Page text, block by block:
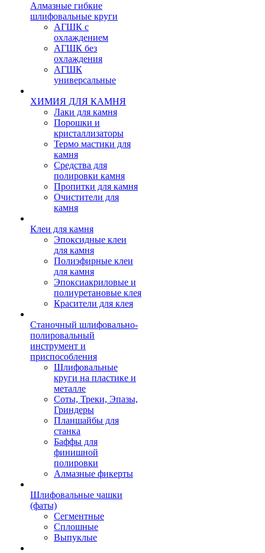
Алмазные гибкие
шлифовальные круги
АГШК с
охлаждением
АГШК без
охлаждения
АГШК
универсальные
ХИМИЯ ДЛЯ КАМНЯ
Лаки для камня
Порошки и
кристаллизаторы
Термо мастики для
камня
Средства для
полировки камня
Пропитки для камня
Очистители для
камня
Клеи для камня
Эпоксидные клеи
для камня
Полиэфирные клеи
для камня
Эпоксиакриловые и
полиуретановые клея
Красители для клея
Станочный шлифовально-
полировальный
инструмент и
приспособления
Шлифовальные
круги на пластике и
металле
Соты, Треки, Эпазы,
Гриндеры
Планшайбы для
станка
Баффы для
финишной
полировки
Алмазные фикерты
Шлифовальные чашки
(фаты)
Сегментные
Сплошные
Выпуклые